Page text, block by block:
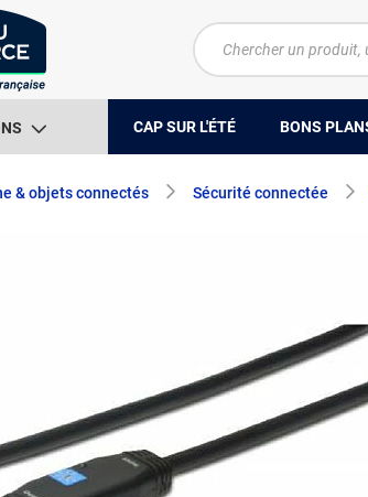
CAP SUR L'ÉTÉ BONS
& objets connectés Sécurité connectée